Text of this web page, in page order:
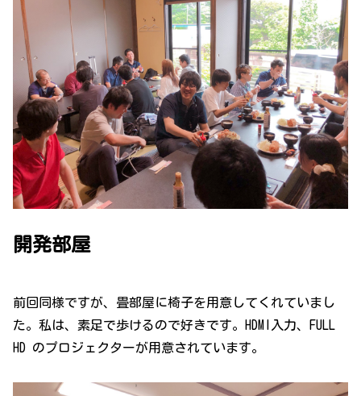
開発部屋
前回同様ですが、畳部屋に椅子を用意してくれていまし
た。私は、素足で歩けるので好きです。HDMI入力、FULL
HD のプロジェクターが用意されています。